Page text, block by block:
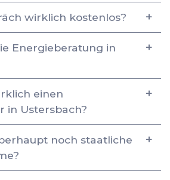
wirklich kostenlos?
Energieberatung in
einen
in Ustersbach?
noch staatliche